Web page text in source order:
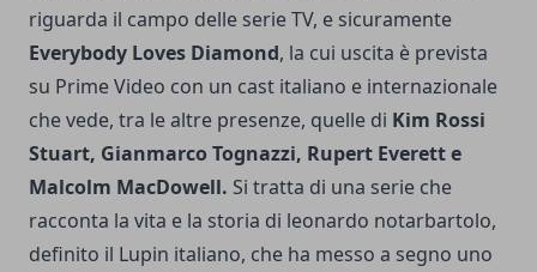
riguarda il campo delle serie TV, e sicuramente
Everybody Loves Diamond, la cui uscita è prevista
su Prime Video con un cast italiano e internazionale
che vede, tra le altre presenze, quelle di Kim Rossi
Stuart, Gianmarco Tognazzi, Rupert Everett e
Malcolm MacDowell. Si tratta di una serie che
racconta la vita e la storia di leonardo notarbartolo,
definito il Lupin italiano, che ha messo a segno uno